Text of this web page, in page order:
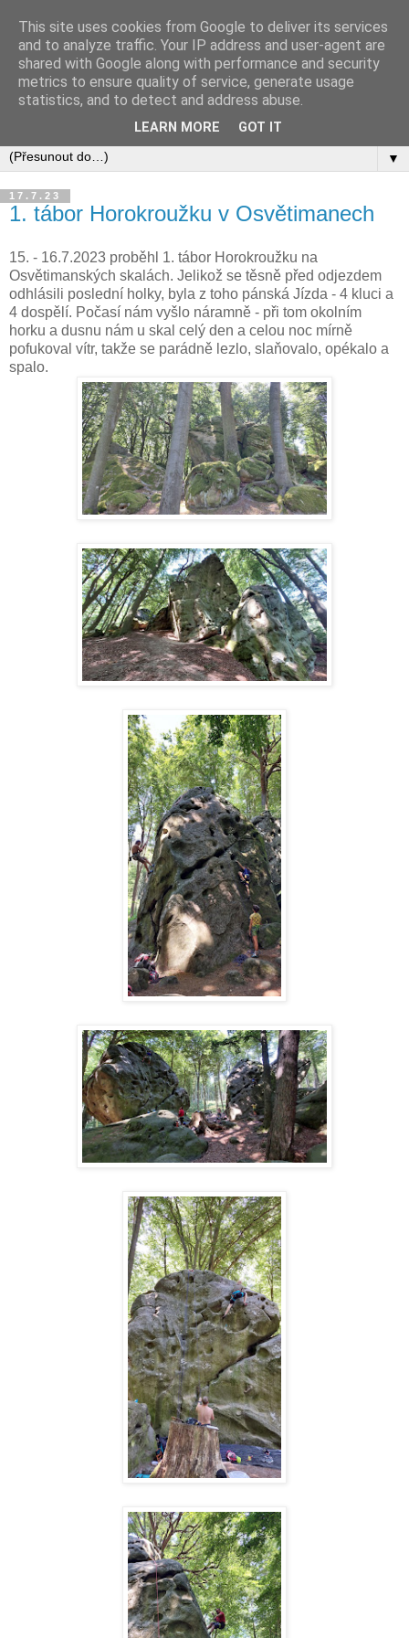
▼
17.7.23
1. tábor Horokroužku v Osvětimanech
15. - 16.7.2023 proběhl 1. tábor Horokroužku na
Osvětimanských skalách. Jelikož se těsně před odjezdem
odhlásili poslední holky, byla z toho pánská Jízda - 4 kluci a
4 dospělí. Počasí nám vyšlo náramně - při tom okolním
horku a dusnu nám u skal celý den a celou noc mírně
pofukoval vítr, takže se parádně lezlo, slaňovalo, opékalo a
spalo.
This site uses cookies from Google to deliver its services
and to analyze traffic. Your IP address and user-agent are
shared with Google along with performance and security
metrics to ensure quality of service, generate usage
statistics, and to detect and address abuse.
LEARN MORE GOT IT